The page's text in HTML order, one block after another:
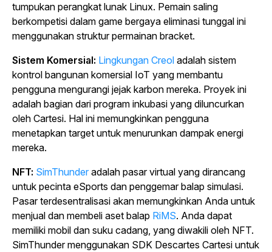
tumpukan perangkat lunak Linux. Pemain saling
berkompetisi dalam game bergaya eliminasi tunggal ini
menggunakan struktur permainan bracket.
Sistem Komersial: Lingkungan Creol adalah sistem
kontrol bangunan komersial IoT yang membantu
pengguna mengurangi jejak karbon mereka. Proyek ini
adalah bagian dari program inkubasi yang diluncurkan
oleh Cartesi. Hal ini memungkinkan pengguna
menetapkan target untuk menurunkan dampak energi
mereka.
NFT: SimThunder adalah pasar virtual yang dirancang
untuk pecinta eSports dan penggemar balap simulasi.
Pasar terdesentralisasi akan memungkinkan Anda untuk
menjual dan membeli aset balap RiMS. Anda dapat
memiliki mobil dan suku cadang, yang diwakili oleh NFT.
SimThunder menggunakan SDK Descartes Cartesi untuk